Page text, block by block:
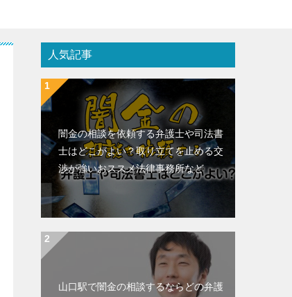
人気記事
闇金の相談を依頼する弁護士や司法書
士はどこがよい？取り立てを止める交
渉が強いおススメ法律事務所など
山口駅で闇金の相談するならどの弁護